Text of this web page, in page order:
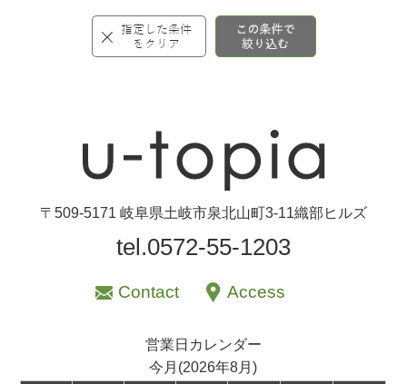
〒509-5171 岐阜県土岐市泉北山町3-11織部ヒルズ
tel.0572-55-1203
Contact Access
営業日カレンダー
今月(2026年8月)